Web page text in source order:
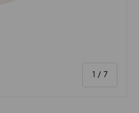
1 / von
7